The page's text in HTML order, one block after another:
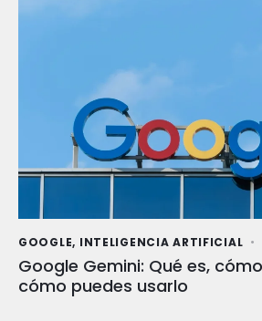
GOOGLE, INTELIGENCIA ARTIFICIAL
Google Gemini: Qué es,
cómo puedes usarlo